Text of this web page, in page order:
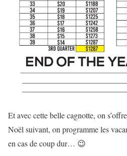
Et avec cette belle cagnotte, on
Noël suivant, on programme les
en cas de coup dur… 😉